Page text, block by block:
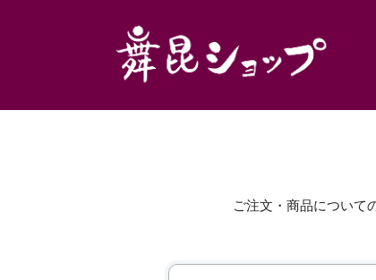
ご注文・商品について